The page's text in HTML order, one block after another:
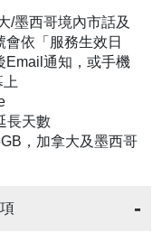
/墨西哥境內市話及
依「服務生效日
Email通知，或手機
長天數
，加拿大及墨西哥